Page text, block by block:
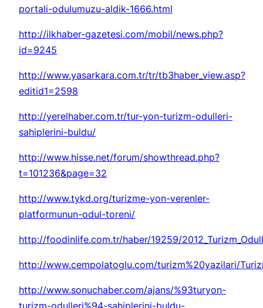
portali-odulumuzu-aldik-1666.html
http://ilkhaber-gazetesi.com/mobil/news.php?
id=9245
http://www.yasarkara.com.tr/tr/tb3haber_view.asp?
editid1=2598
http://yerelhaber.com.tr/tur-yon-turizm-odulleri-
sahiplerini-buldu/
http://www.hisse.net/forum/showthread.php?
t=101236&page=32
http://www.tykd.org/turizme-yon-verenler-
platformunun-odul-toreni/
http://foodinlife.com.tr/haber/19259/
http://www.cempolatoglu.com/turizm%20yazilari/
http://www.sonuchaber.com/ajans/%93turyon-